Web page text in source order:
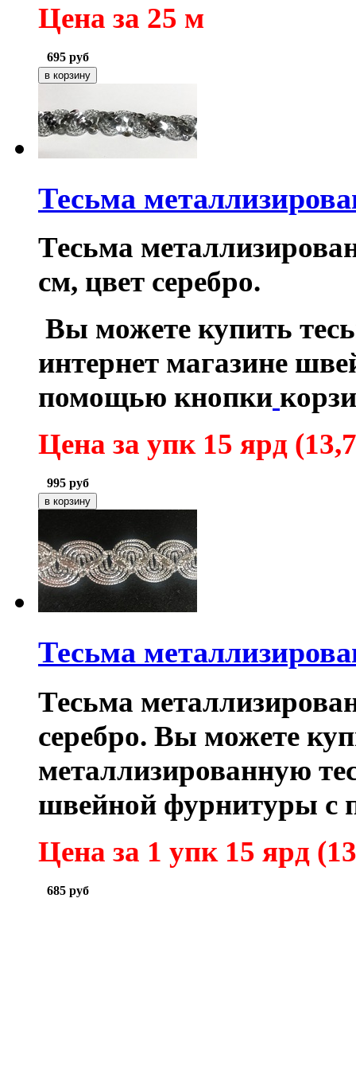
Цена за 25 м
695 руб
Тесьма
Тесьма
см, цвет серебро.
Вы можете купить
интернет магазине
помощью кнопки
Цена за упк 15 ярд
995 руб
Тесьма
Тесьма
серебро. Вы можете
металлизированную
швейной фурнитуры с
Цена за 1 упк 15 ярд
685 руб